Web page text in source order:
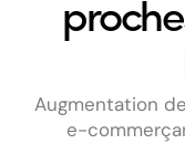
Augmentation
e-